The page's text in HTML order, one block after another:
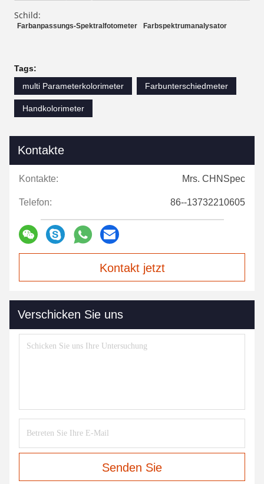
Schild:
Farbanpassungs-Spektralfotometer Farbspektrumanalysator
Tags:
multi Parameterkolorimeter
Farbunterschiedmeter
Handkolorimeter
Kontakte
Kontakte: Mrs. CHNSpec
Telefon: 86--13732210605
Kontakt jetzt
Verschicken Sie uns
Senden Sie